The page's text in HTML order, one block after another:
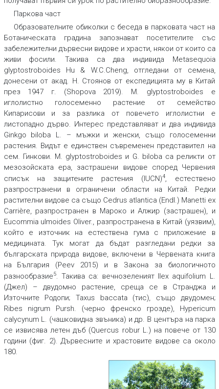
Паркова част
Образователните обиколки с беседа в парковата част на
Ботаническата градина запознават посетителите със
забележителни дървесни видове и храсти, някои от които са
живи фосили. Такива са два индивида Metasequoia
glyptostroboides Hu & W.C.Cheng, отгледани от семена,
донесени от акад. Н. Стоянов от експедицията му в Китай
през 1947 г. (Shopova 2019). M. glyptostroboides е
иглолистно голосеменно растение от семейство
Кипарисови и за разлика от повечето иглолистни е
листопадно дърво. Интерес представляват и два индивида
Ginkgo biloba L. – мъжки и женски, също голосеменни
растения. Видът е единствен съвременен представител на
сем. Гинкови. M. glyptostroboides и G. biloba са реликти от
мезозойската ера, застрашени видове според Червения
списък на защитените растения (IUCN)4, естествено
разпространени в ограничени области на Китай. Редки
растителни видове са също Cedrus atlantica (Endl.) Manetti ex
Carrière, разпространен в Мароко и Алжир (застрашен), и
Eucommia ulmoides Oliver., разпространена в Китай (уязвим),
който е източник на естествена гума с приложение в
медицината. Тук могат да бъдат разгледани редки за
българската природа видове, включени в Червената книга
на България (Peev 2015) и в Закона за биологичното
разнообразие5. Такива са: вечнозеленият Ilex aquifolium L.
(Джел) – двудомно растение, среща се в Странджа и
Източните Родопи; Taxus baccata (тис), също двудомен;
Ribes nigrum Pursh. (черно френско грозде), Hypericum
calycynum L. (чашковидна звъника) и др. В центъра на парка
се извисява летен дъб (Quercus roburL.) на повече от 130
години (фиг. 2). Дървесните и храстовите видове са около
180.